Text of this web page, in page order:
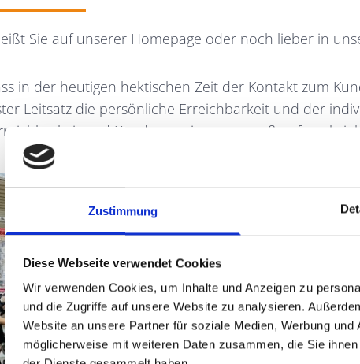
Zustimmung
Diese Webseite verwendet Cookies
Wir verwenden Cookies, um Inhalte und Anzeigen zu
und die Zugriffe auf unsere Website zu analysieren.
Website an unsere Partner für soziale Medien, Werbung
möglicherweise mit weiteren Daten zusammen, die Sie
Sie auf unserer Homepage oder noch lieber in
in der heutigen hektischen Zeit der Kontakt zum
Leitsatz die persönliche Erreichbarkeit und der
und Kundenservice ganz groß